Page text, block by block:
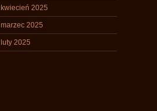
kwiecień 2025
marzec 2025
luty 2025